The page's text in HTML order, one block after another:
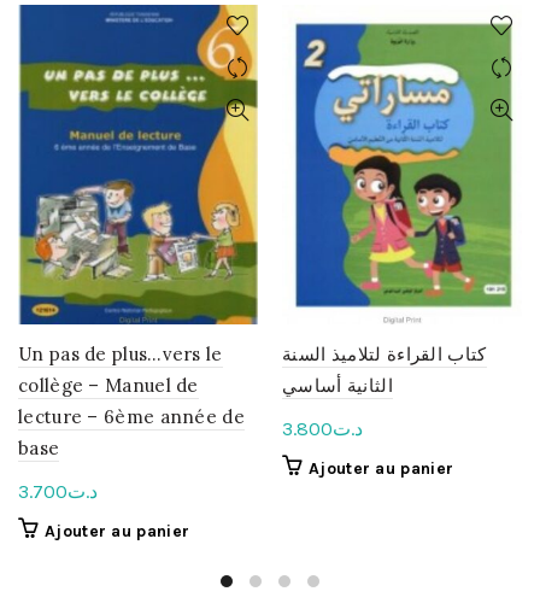
Un pas de plus…vers le
collège – Manuel de
lecture – 6ème année de
base
د.ت3.700
Ajouter au panier
كتاب القراءة لتلاميذ السنة
الثانية أساسي
د.ت3.800
Ajouter au panier